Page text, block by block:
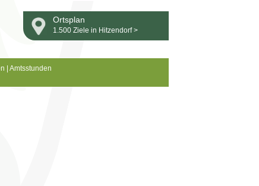
Ortsplan
1.500 Ziele in Hitzendorf >
Amtsstunden